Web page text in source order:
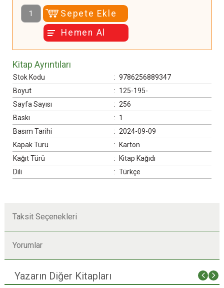
Sepete Ekle
Hemen Al
Kitap Ayrıntıları
Stok Kodu : 9786256889347
Boyut
: 125-195-
Sayfa Sayısı
: 256
Baskı
: 1
Basım Tarihi
: 2024-09-09
Kapak Türü
:
Karton
Kağıt Türü
:
Kitap Kağıdı
Dili
: Türkçe
Taksit Seçenekleri
Yorumlar
Yazarın Diğer Kitapları